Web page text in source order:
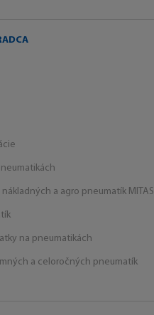
nákladných a agro pneumatík MITAS
na pneumatikách
a celoročných pneumatík